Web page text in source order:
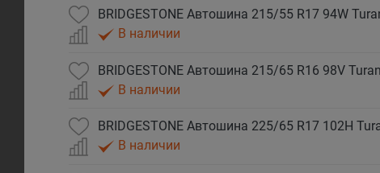
BRIDGESTONE Автошина 215/55 R17 94W
В наличии
BRIDGESTONE Автошина 215/65 R16 98V
В наличии
BRIDGESTONE Автошина 225/65 R17 102H
В наличии